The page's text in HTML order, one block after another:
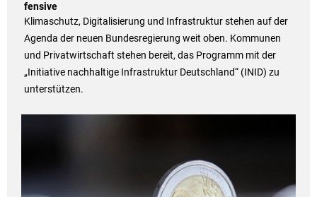
fen­sive
Klimaschutz, Digitalisierung und Infrastruktur stehen auf der
Agenda der neuen Bundesregierung weit oben. Kommunen
und Privatwirtschaft stehen bereit, das Programm mit der
„Initiative nachhaltige Infrastruktur Deutschland“ (INID) zu
unterstützen.